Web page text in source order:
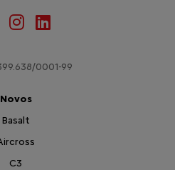
0001-99
Novos
Basalt
C3